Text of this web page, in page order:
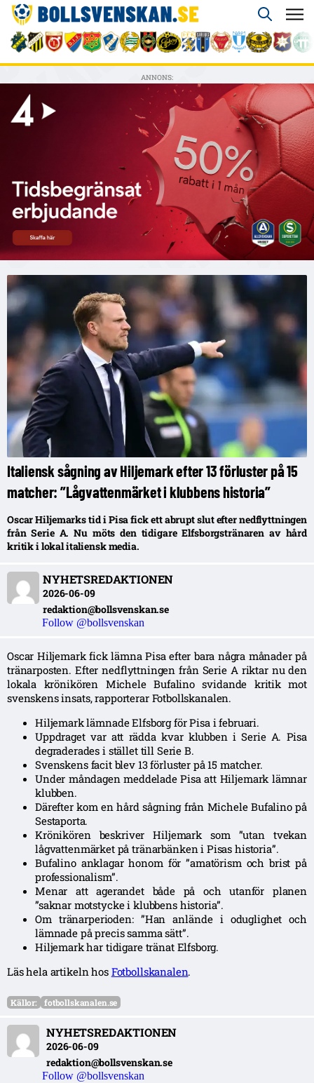
ANNONS:
Italiensk sågning av Hiljemark efter 13 förluster på 15
matcher: ”Lågvattenmärket i klubbens historia”
Oscar Hiljemarks tid i Pisa fick ett abrupt slut efter nedflyttningen
från Serie A. Nu möts den tidigare Elfsborgstränaren av hård
kritik i lokal italiensk media.
NYHETSREDAKTIONEN
2026-06-09
redaktion@bollsvenskan.se
Follow @bollsvenskan
Oscar Hiljemark fick lämna Pisa efter bara några månader på
tränarposten. Efter nedflyttningen från Serie A riktar nu den
lokala krönikören Michele Bufalino svidande kritik mot
svenskens insats, rapporterar Fotbollskanalen.
Hiljemark lämnade Elfsborg för Pisa i februari.
Uppdraget var att rädda kvar klubben i Serie A. Pisa
degraderades i stället till Serie B.
Svenskens facit blev 13 förluster på 15 matcher.
Under måndagen meddelade Pisa att Hiljemark lämnar
klubben.
Därefter kom en hård sågning från Michele Bufalino på
Sestaporta.
Krönikören beskriver Hiljemark som ”utan tvekan
lågvattenmärket på tränarbänken i Pisas historia”.
Bufalino anklagar honom för ”amatörism och brist på
professionalism”.
Menar att agerandet både på och utanför planen
”saknar motstycke i klubbens historia”.
Om tränarperioden: ”Han anlände i oduglighet och
lämnade på precis samma sätt”.
Hiljemark har tidigare tränat Elfsborg.
Läs hela artikeln hos Fotbollskanalen.
Källor: fotbollskanalen.se
NYHETSREDAKTIONEN
2026-06-09
redaktion@bollsvenskan.se
Follow @bollsvenskan